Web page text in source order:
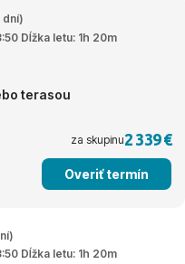
dní)
Dĺžka letu: 1h 20m
terasou
za skupinu2 339 €
Overiť termín
Dĺžka letu: 1h 20m